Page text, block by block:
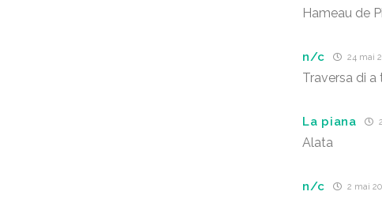
Hameau de
n/c 24 mai
Traversa di a
La piana
Alata
n/c 2 mai